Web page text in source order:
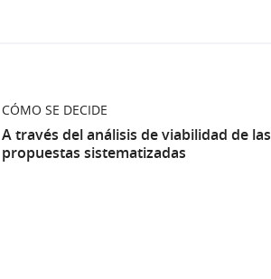
CÓMO SE DECIDE
A través del análisis de viabilidad de las
propuestas sistematizadas